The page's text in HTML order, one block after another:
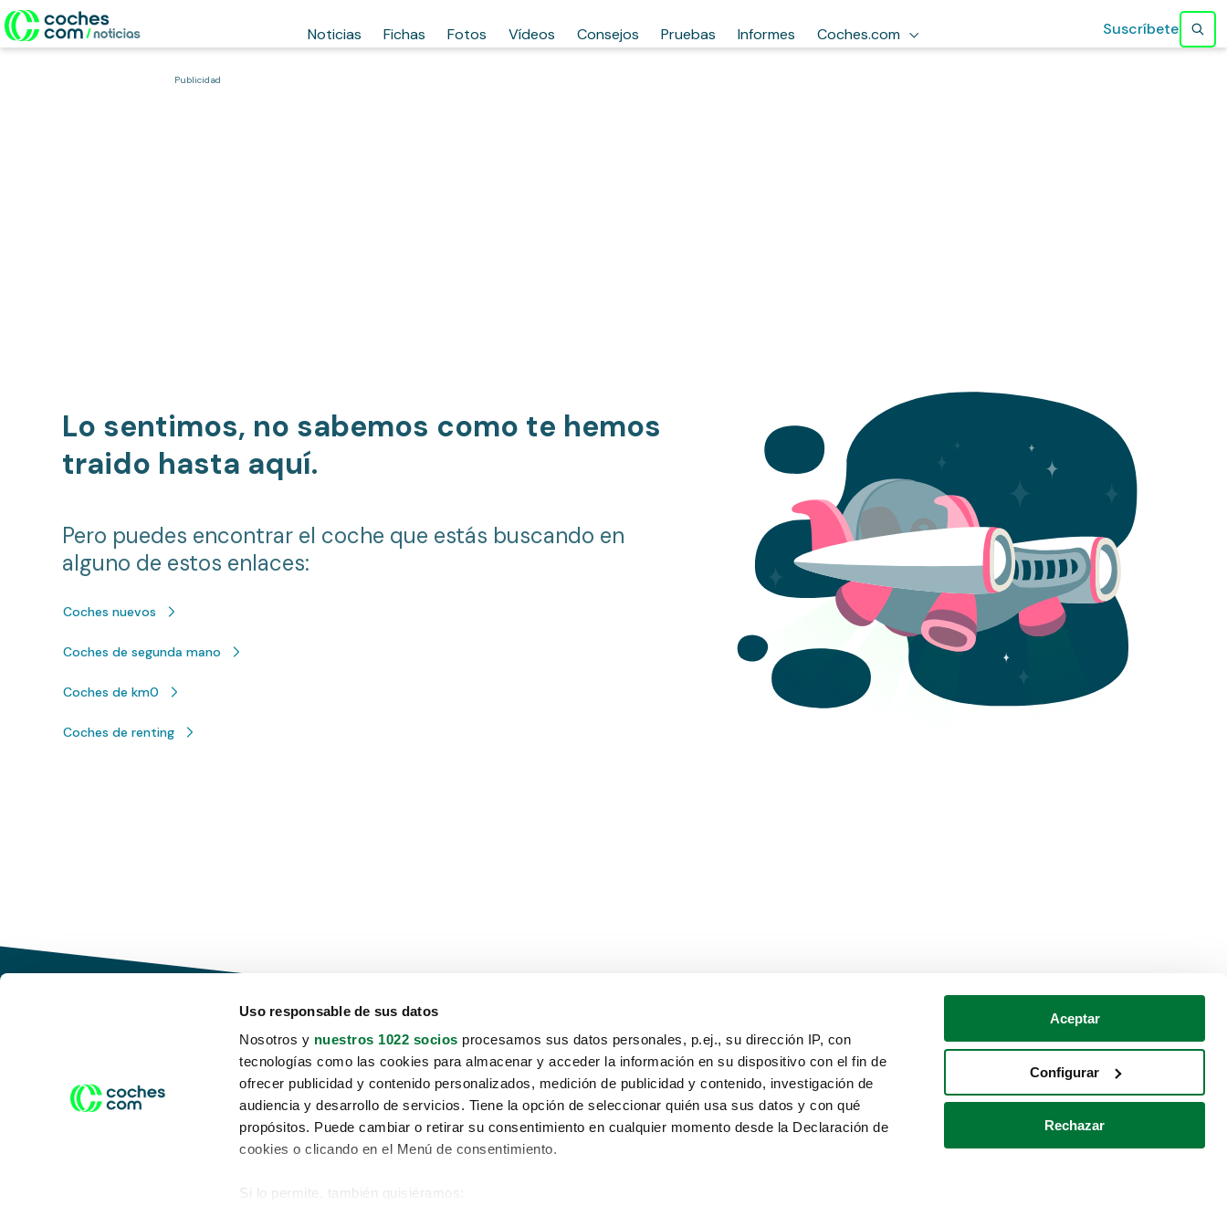
Uso responsable de sus datos
Nosotros y nuestros 1022 socios procesamos sus datos personales, p.ej., su dirección IP, con
tecnologías como las cookies para almacenar y acceder la información en su dispositivo con el fin de
ofrecer publicidad y contenido personalizados, medición de publicidad y contenido, investigación de
audiencia y desarrollo de servicios. Tiene la opción de seleccionar quién usa sus datos y con qué
propósitos. Puede cambiar o retirar su consentimiento en cualquier momento desde la Declaración de
cookies o clicando en el Menú de consentimiento.
Si lo permite, también quisiéramos:
Aceptar
Configurar
Rechazar
Noticias Fichas Fotos Vídeos Consejos Pruebas Informes Coches.com Suscríbete
Publicidad
Lo sentimos, no sabemos como te hemos
traido hasta aquí.
Pero puedes encontrar el coche que estás buscando en
alguno de estos enlaces:
Coches nuevos
Coches de segunda mano
Coches de km0
Coches de renting
Conduce tu futuro,
desata tu movilidad